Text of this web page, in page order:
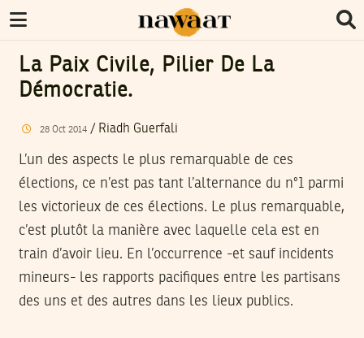
La Paix Civile, Pilier De La
Démocratie.
28 Oct 2014/ Riadh Guerfali
L’un des aspects le plus remarquable de ces
élections, ce n’est pas tant l’alternance du n°1 parmi
les victorieux de ces élections. Le plus remarquable,
c’est plutôt la manière avec laquelle cela est en
train d’avoir lieu. En l’occurrence -et sauf incidents
mineurs- les rapports pacifiques entre les partisans
des uns et des autres dans les lieux publics.